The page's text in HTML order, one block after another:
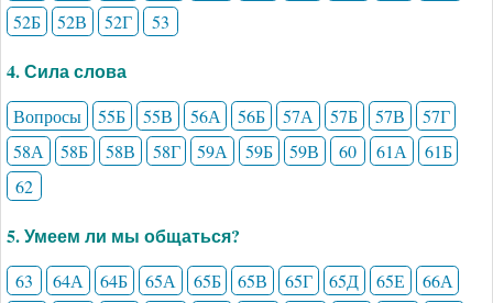
52Б
52В 52Г 53
4. Сила слова
Вопросы 55Б 55В 56А 56Б 57А 57Б 57В
57Г
58А
58Б 58В 58Г 59А 59Б 59В 60 61А
61Б
62
5. Умеем ли мы общаться?
63 64А 64Б 65А 65Б 65В 65Г 65Д 65Е
66А